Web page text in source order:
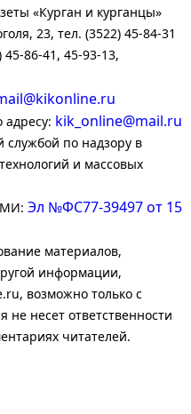
«Курган и курганцы»
23, тел. (3522) 45-84-31
86-41, 45-93-13,
адресу: kik_online@mail.ru
службой по надзору в
и массовых
Эл №ФС77-39497 от 15
материалов,
информации,
возможно только с
несет ответственности
читателей.